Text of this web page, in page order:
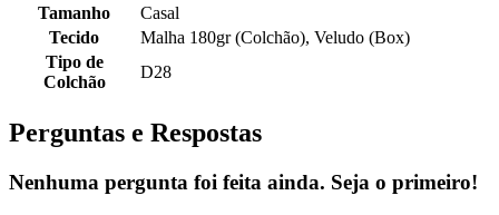
Tamanho
Casal
Tecido
Malha 180gr (Colchão), Veludo (Box)
Tipo de
Colchão
D28
Perguntas e Respostas
Nenhuma pergunta foi feita ainda. Seja o primeiro!